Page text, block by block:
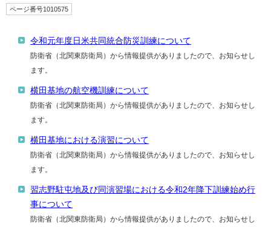
ページ番号1010575
令和元年度日米共同統合防災訓練について
防衛省（北関東防衛局）から情報提供がありましたので、お知らせし
ます。
横田基地の航空機訓練について
防衛省（北関東防衛局）から情報提供がありましたので、お知らせし
ます。
横田基地における演習について
防衛省（北関東防衛局）から情報提供がありましたので、お知らせし
ます。
習志野駐屯地及び同演習場における令和2年降下訓練始め行
事について
防衛省（北関東防衛局）から情報提供がありましたので、お知らせし